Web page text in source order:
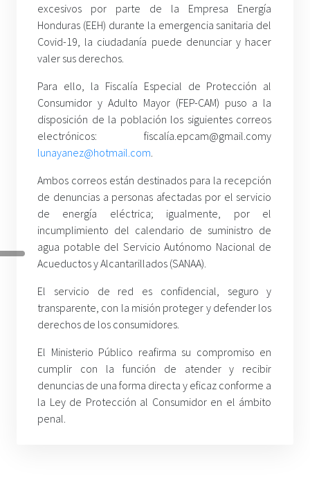
excesivos por parte de la Empresa Energía
Honduras (EEH) durante la emergencia sanitaria del
Covid-19, la ciudadanía puede denunciar y hacer
valer sus derechos.
Para ello, la Fiscalía Especial de Protección al
Consumidor y Adulto Mayor (FEP-CAM) puso a la
disposición de la población los siguientes correos
electrónicos: fiscalía.epcam@gmail.comy
lunayanez@hotmail.com
Ambos correos están destinados para la recepción
de denuncias a personas afectadas por el servicio
de energía eléctrica; igualmente, por el
incumplimiento del calendario de suministro de
agua potable del Servicio Autónomo Nacional de
Acueductos y Alcantarillados (SANAA).
El servicio de red es confidencial, seguro y
transparente, con la misión proteger y defender los
derechos de los consumidores.
El Ministerio Público reafirma su compromiso en
cumplir con la función de atender y recibir
denuncias de una forma directa y eficaz conforme a
la Ley de Protección al Consumidor en el ámbito
penal.